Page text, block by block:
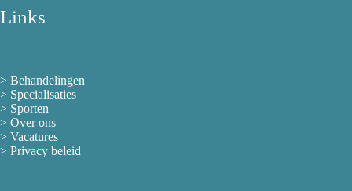
Links
> Behandelingen
> Specialisaties
> Sporten
> Over ons
> Vacatures
> Privacy beleid